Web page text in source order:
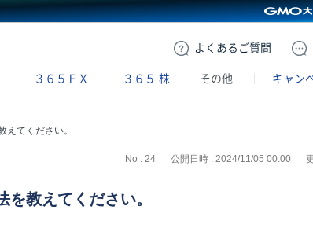
よくある ご質問
３６５ＦＸ ３６５ 株 その他 キャン
えてください。
No : 24 公開日時 : 2024/11/05 00:00
を教えてください。